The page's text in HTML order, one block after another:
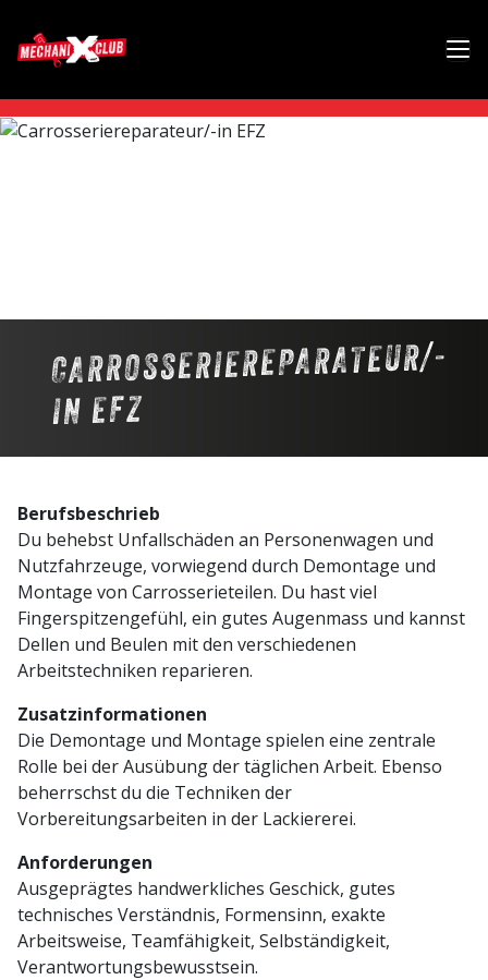
CARROSSERIEREPARATEUR/-
IN EFZ
Berufsbeschrieb
Du behebst Unfallschäden an Personenwagen und
Nutzfahrzeuge, vorwiegend durch Demontage und
Montage von Carrosserieteilen. Du hast viel
Fingerspitzengefühl, ein gutes Augenmass und kannst
Dellen und Beulen mit den verschiedenen
Arbeitstechniken reparieren.
Zusatzinformationen
Die Demontage und Montage spielen eine zentrale
Rolle bei der Ausübung der täglichen Arbeit. Ebenso
beherrschst du die Techniken der
Vorbereitungsarbeiten in der Lackiererei.
Anforderungen
Ausgeprägtes handwerkliches Geschick, gutes
technisches Verständnis, Formensinn, exakte
Arbeitsweise, Teamfähigkeit, Selbständigkeit,
Verantwortungsbewusstsein.